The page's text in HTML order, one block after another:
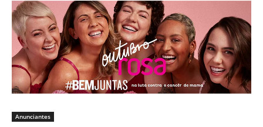
Anunciantes